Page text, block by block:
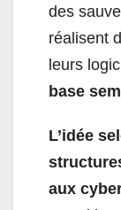
des
réalisent
leurs
base
L’idée
aux